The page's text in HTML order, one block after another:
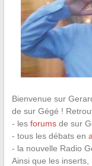
Bienvenue sur
de sur Gégé !
- les forumsde sur
- tous les débats en
- la nouvelle Radio
Ainsi que les